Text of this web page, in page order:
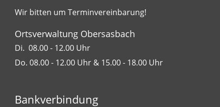
Wir bitten um Terminvereinbarung!
Ortsverwaltung Obersasbach
Di. 08.00 - 12.00 Uhr
Do. 08.00 - 12.00 Uhr & 15.00 - 18.00 Uhr
Bankverbindung